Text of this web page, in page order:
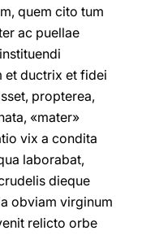
quem cito tum
ac puellae
et ductrix et fidei
propterea,
«mater»
vix a condita
laborabat,
dieque
obviam virginum
relicto orbe